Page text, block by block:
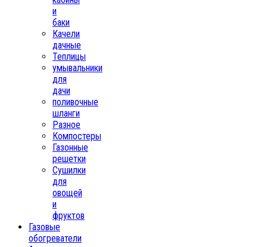
и
баки
Качели
дачные
Теплицы
умывальники
для
дачи
поливочные
шланги
Разное
Компостеры
Газонные
решетки
Сушилки
для
овощей
и
фруктов
Газовые
обогреватели